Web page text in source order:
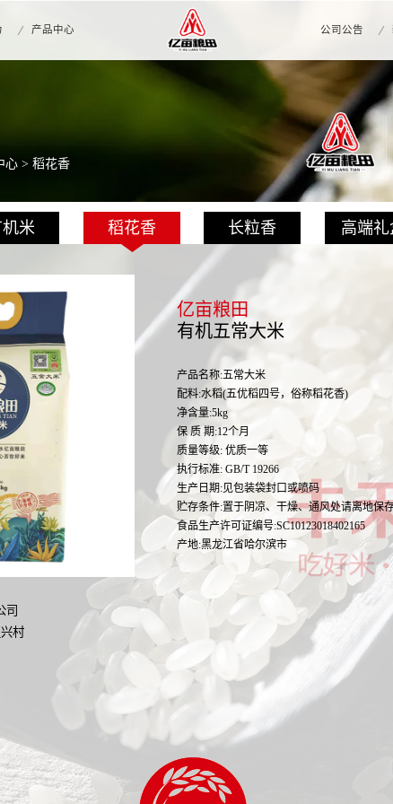
产品中心 公司公告
心 > 稻花香
机米 稻花香 长粒香 高端礼
亿亩粮田
有机五常大米
产品名称:五常大米
配料:水稻(五优稻四号，俗称稻花香)
净含量:5kg
保 质 期:12个月
质量等级: 优质一等
执行标准: GB/T 19266
生产日期:见包装袋封口或喷码
贮存条件:置于阴凉、干燥、通风处请离地保
食品生产许可证编号:SC10123018402165
产地:黑龙江省哈尔滨市
司
村